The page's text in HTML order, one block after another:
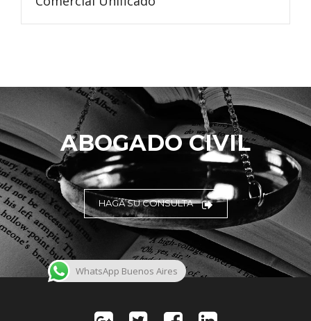
ABOGADO CIVIL
HAGA SU CONSULTA
WhatsApp Buenos Aires